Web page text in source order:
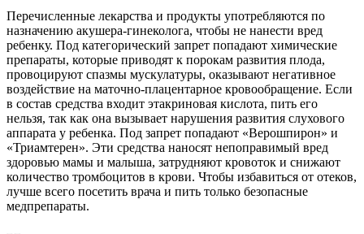
Перечисленные лекарства и продукты употребляются по
назначению акушера-гинеколога, чтобы не нанести вред
ребенку. Под категорический запрет попадают химические
препараты, которые приводят к порокам развития плода,
провоцируют спазмы мускулатуры, оказывают негативное
воздействие на маточно-плацентарное кровообращение. Если
в состав средства входит этакриновая кислота, пить его
нельзя, так как она вызывает нарушения развития слухового
аппарата у ребенка. Под запрет попадают «Верошпирон» и
«Триамтерен». Эти средства наносят непоправимый вред
здоровью мамы и малыша, затрудняют кровоток и снижают
количество тромбоцитов в крови. Чтобы избавиться от отеков,
лучше всего посетить врача и пить только безопасные
медпрепараты.